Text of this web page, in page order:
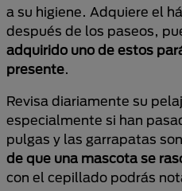
a su higiene. Adquiere el
después de los paseos,
adquirido uno de estos
presente.
Revisa diariamente su
especialmente si han
pulgas y las garrapatas son
de que una mascota se
con el cepillado podrás